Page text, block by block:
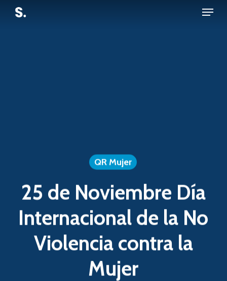
Skip
Menu
QR Mujer
25 de Noviembre Día
Internacional de la No
Violencia contra la
Mujer